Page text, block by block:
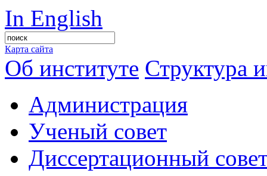
In English
Карта сайта
Об институте Структура
Администрация
Ученый совет
Диссертационный